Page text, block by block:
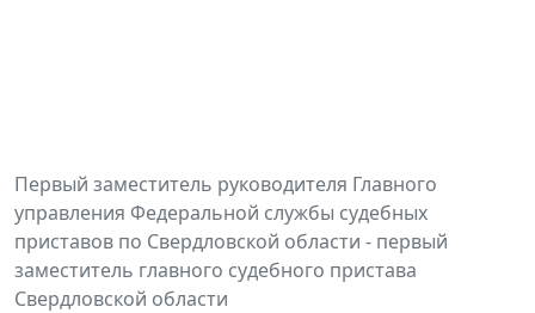
Первый заместитель руководителя Главного
управления Федеральной службы судебных
приставов по Свердловской области - первый
заместитель главного судебного пристава
Свердловской области